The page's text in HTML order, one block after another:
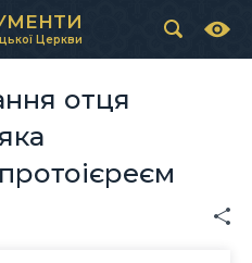
Церкви
отця